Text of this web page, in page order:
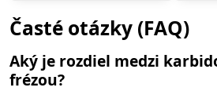
Vďaka použitiu vysokokvalitného
zachovávajú ostrosť aj pri dlhodobom a
Časté otázky (FAQ)
Aký je rozdiel medzi
frézou?